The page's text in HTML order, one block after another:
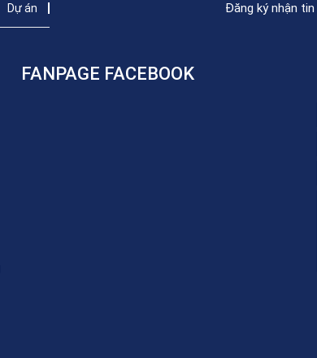
Dự án Đăng ký nhận tin
FANPAGE FACEBOOK